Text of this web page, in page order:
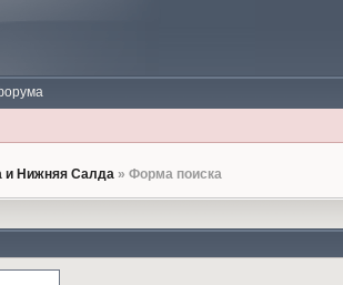
и Нижняя Салда » Форма поиска